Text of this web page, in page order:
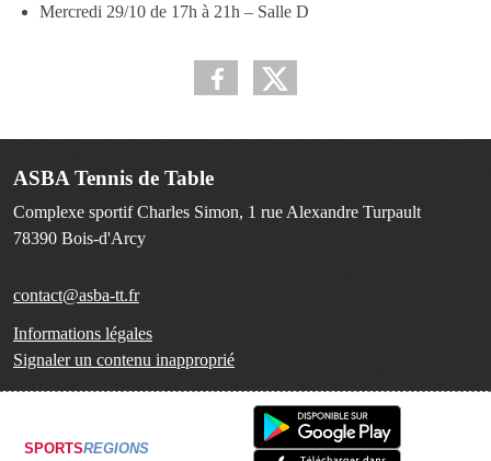
Mercredi 29/10 de 17h à 21h – Salle D
ASBA Tennis de Table
Complexe sportif Charles Simon, 1 rue Alexandre Turpault
78390 Bois-d'Arcy
contact@asba-tt.fr
Informations légales
Signaler un contenu inapproprié
SPORTSREGIONS